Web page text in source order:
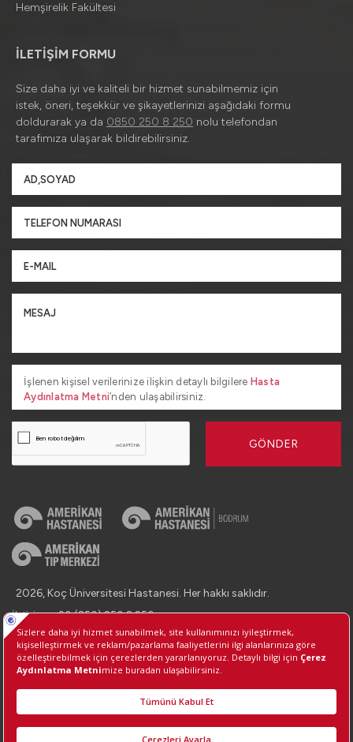
Hemşirelik Fakültesi
İLETİŞİM FORMU
Size daha iyi ve kaliteli bir hizmet sunabilmemiz için
istek, öneri, teşekkür ve şikayetlerinizi aşağıdaki formu
doldurarak ya da 0850 250 8 250 nolu telefondan
tarafımıza ulaşarak bildirebilirsiniz.
İşlenen kişisel verilerinize ilişkin detaylı bilgilere Hasta
Aydınlatma Metni’nden ulaşabilirsiniz.
GÖNDER
2026, Koç Üniversitesi Hastanesi. Her hakkı saklıdır.
İletişim : +90 (850) 250 8 250
Kişisel Verilerin Korunması
Bilgi Toplumu Hizmetleri
Çerez Tercihlerini Yönetin